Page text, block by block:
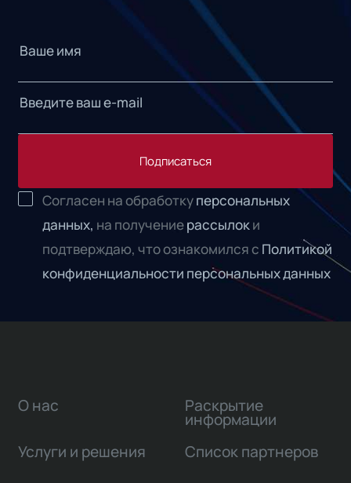
Подписаться
Согласен на обработкуперсональных
данных, на получениерассылоки
подтверждаю, что ознакомился с Политикой
конфиденциальности персональных данных
О нас
Услуги и решения
Раскрытие
информации
Список партнеров